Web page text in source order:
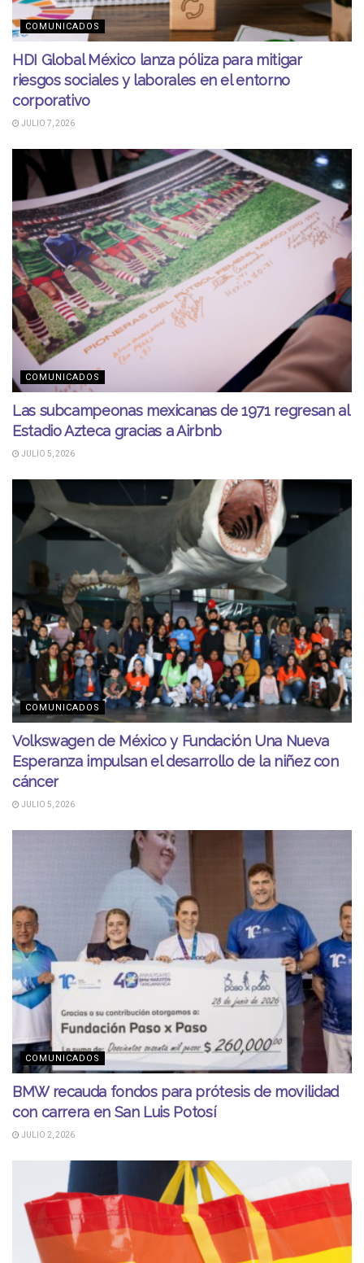
COMUNICADOS
HDI Global México lanza póliza para mitigar
riesgos sociales y laborales en el entorno
corporativo
JULIO 7, 2026
COMUNICADOS
Las subcampeonas mexicanas de 1971 regresan al
Estadio Azteca gracias a Airbnb
JULIO 5, 2026
COMUNICADOS
Volkswagen de México y Fundación Una Nueva
Esperanza impulsan el desarrollo de la niñez con
cáncer
JULIO 5, 2026
COMUNICADOS
BMW recauda fondos para prótesis de movilidad
con carrera en San Luis Potosí
JULIO 2, 2026